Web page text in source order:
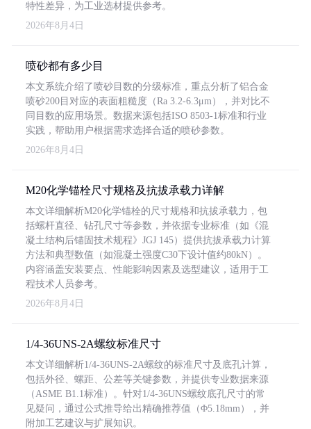
特性差异，为工业选材提供参考。
2026年8月4日
喷砂都有多少目
本文系统介绍了喷砂目数的分级标准，重点分析了铝合金
喷砂200目对应的表面粗糙度（Ra 3.2-6.3μm），并对比不
同目数的应用场景。数据来源包括ISO 8503-1标准和行业
实践，帮助用户根据需求选择合适的喷砂参数。
2026年8月4日
M20化学锚栓尺寸规格及抗拔承载力详解
本文详细解析M20化学锚栓的尺寸规格和抗拔承载力，包
括螺杆直径、钻孔尺寸等参数，并依据专业标准（如《混
凝土结构后锚固技术规程》JGJ 145）提供抗拔承载力计算
方法和典型数值（如混凝土强度C30下设计值约80kN）。
内容涵盖安装要点、性能影响因素及选型建议，适用于工
程技术人员参考。
2026年8月4日
1/4-36UNS-2A螺纹标准尺寸
本文详细解析1/4-36UNS-2A螺纹的标准尺寸及底孔计算，
包括外径、螺距、公差等关键参数，并提供专业数据来源
（ASME B1.1标准）。针对1/4-36UNS螺纹底孔尺寸的常
见疑问，通过公式推导给出精确推荐值（Φ5.18mm），并
附加工艺建议与扩展知识。